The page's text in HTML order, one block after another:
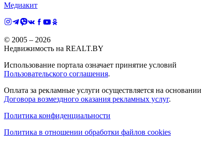
Медиакит
© 2005 – 2026
Недвижимость на REALT.BY
Использование портала означает принятие условий
Пользовательского соглашения.
Оплата за рекламные услуги осуществляется на основании
Договора возмездного оказания рекламных услуг.
Политика конфиденциальности
Политика в отношении обработки файлов cookies